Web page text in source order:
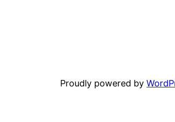
Proudly powered by